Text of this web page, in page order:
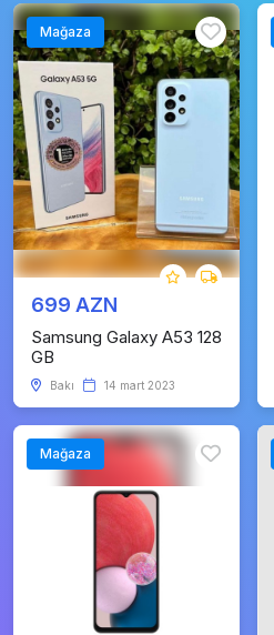
Mağaza
699 AZN
Samsung Galaxy A53 128
GB
Bakı 14 mart 2023
Mağaza